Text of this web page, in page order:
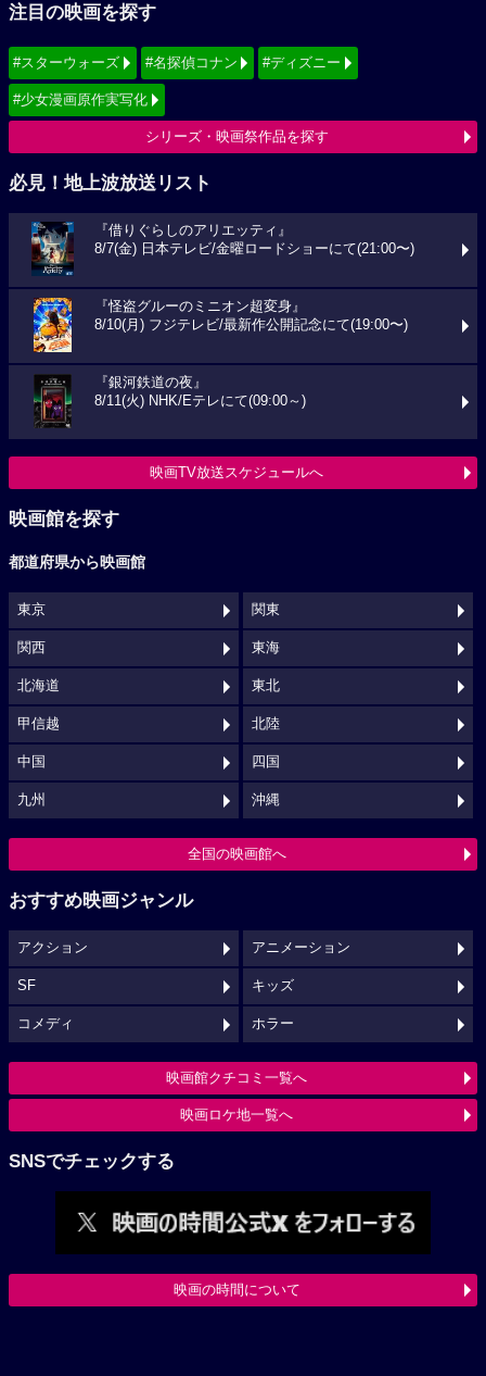
注目の映画を探す
#スターウォーズ #名探偵コナン #ディズニー
#少女漫画原作実写化
シリーズ・映画祭作品を探す
必見！地上波放送リスト
『借りぐらしのアリエッティ』
8/7(金) 日本テレビ/金曜ロードショーにて(21:00〜)
『怪盗グルーのミニオン超変身』
8/10(月) フジテレビ/最新作公開記念にて(19:00〜)
『銀河鉄道の夜』
8/11(火) NHK/Eテレにて(09:00～)
映画TV放送スケジュールへ
映画館を探す
都道府県から映画館
東京 関東
関西 東海
北海道 東北
甲信越 北陸
中国 四国
九州 沖縄
全国の映画館へ
おすすめ映画ジャンル
アクション アニメーション
SF キッズ
コメディ ホラー
映画館クチコミ一覧へ
映画ロケ地一覧へ
SNSでチェックする
映画の時間について